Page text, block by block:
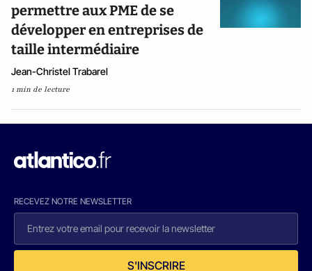
permettre aux PME de se
développer en entreprises de
taille intermédiaire
Jean-Christel Trabarel
1 min de lecture
RECEVEZ NOTRE NEWSLETTER
S'INSCRIRE